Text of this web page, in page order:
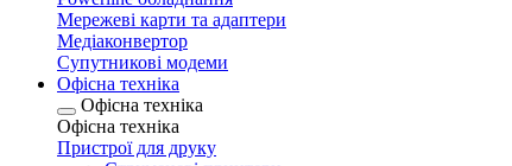
Мережеві карти та адаптери
Медіаконвертор
Супутникові модеми
Офісна техніка
Офісна техніка
Офісна техніка
Пристрої для друку